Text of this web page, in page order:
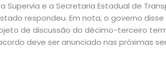
Supervia e a Secretaria Estadual de
respondeu. Em nota, o governo
de discussão do décimo-terceiro
deve ser anunciado nas próximas